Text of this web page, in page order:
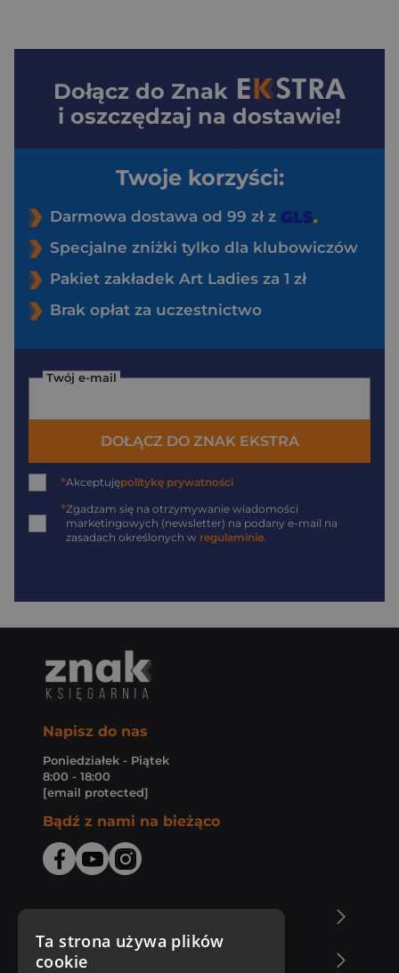
Dołącz do Znak
i oszczędzaj na dostawie!
Twoje korzyści:
Darmowa dostawa od 99 zł z
Specjalne zniżki tylko dla klubowiczów
Pakiet zakładek Art Ladies za 1 zł
Brak opłat za uczestnictwo
Twój e-mail
DOŁĄCZ DO ZNAK EKSTRA
*Akceptujępolitykę prywatności
*Zgadzam się na otrzymywanie wiadomości
marketingowych (newsletter) na podany e-mail na
zasadach określonych w regulaminie.
Napisz do nas
Poniedziałek - Piątek
8:00 - 18:00
[email protected]
Bądź z nami na bieżąco
Zakupy u nas
Ta strona używa plików
cookie